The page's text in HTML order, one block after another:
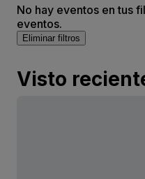
No hay eventos en tus
eventos.
Eliminar filtros
Visto